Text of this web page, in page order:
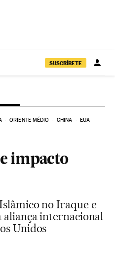
SUSCRÍBETE
ORIENTE MÉDIO CHINA EUA
impacto
no Iraque e
aliança internacional
Unidos